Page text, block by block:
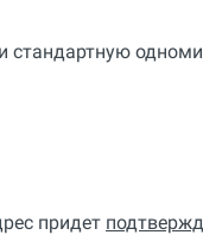
стандартную
придет